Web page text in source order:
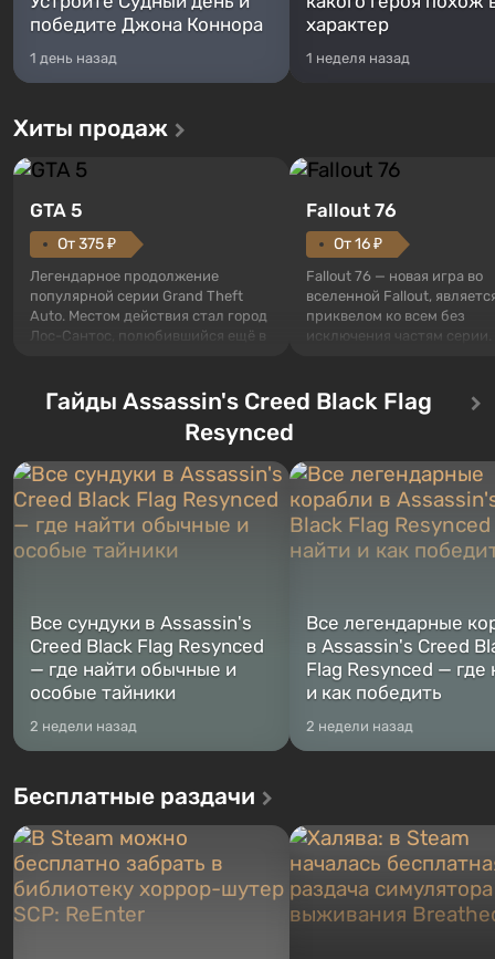
победите Джона Коннора
1 день назад
характер
1 неделя назад
Хиты продаж
GTA 5
От 375 ₽
Легендарное продолжение
популярной серии Grand Theft
Auto. Местом действия стал город
Лос-Сантос, полюбившийся ещё в
сразу трех персонажей: Майкла,
Тревора и Франклина, между
Жанр и...
Fallout 76
От 16 ₽
Fallout 76 — новая игра во
вселенной Fallout,
приквелом ко всем без
исключения частям серии.
Оно же, по задумке
Vault-Tec, должно
Место действия Fallout...
Гайды Assassin's Creed Black Flag
Resynced
Все сундуки в Assassin's
Creed Black Flag Resynced
— где найти обычные и
особые тайники
2 недели назад
Все легендарные
в Assassin's Creed
Flag Resynced — где
и как победить
2 недели назад
Бесплатные раздачи